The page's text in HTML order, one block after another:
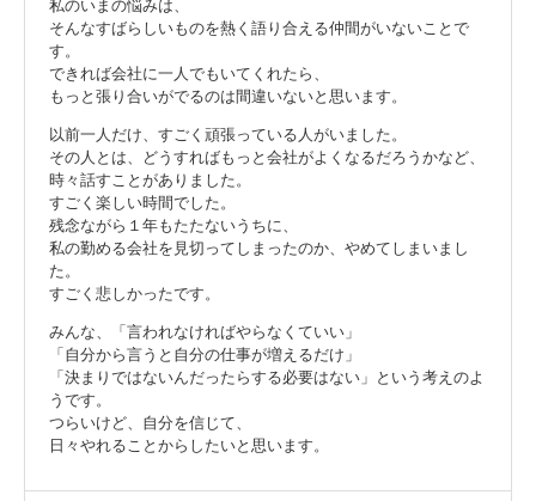
私のいまの悩みは、
そんなすばらしいものを熱く語り合える仲間がいないことで
す。
できれば会社に一人でもいてくれたら、
もっと張り合いがでるのは間違いないと思います。
以前一人だけ、すごく頑張っている人がいました。
その人とは、どうすればもっと会社がよくなるだろうかなど、
時々話すことがありました。
すごく楽しい時間でした。
残念ながら１年もたたないうちに、
私の勤める会社を見切ってしまったのか、やめてしまいまし
た。
すごく悲しかったです。
みんな、「言われなければやらなくていい」
「自分から言うと自分の仕事が増えるだけ」
「決まりではないんだったらする必要はない」という考えのよ
うです。
つらいけど、自分を信じて、
日々やれることからしたいと思います。